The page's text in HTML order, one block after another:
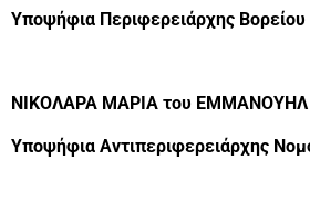
Υποψήφια Περιφερειάρχης Βορείου
ΝΙΚΟΛΑΡΑ ΜΑΡΙΑ του ΕΜΜΑΝΟΥΗΛ
Υποψήφια Αντιπεριφερειάρχης